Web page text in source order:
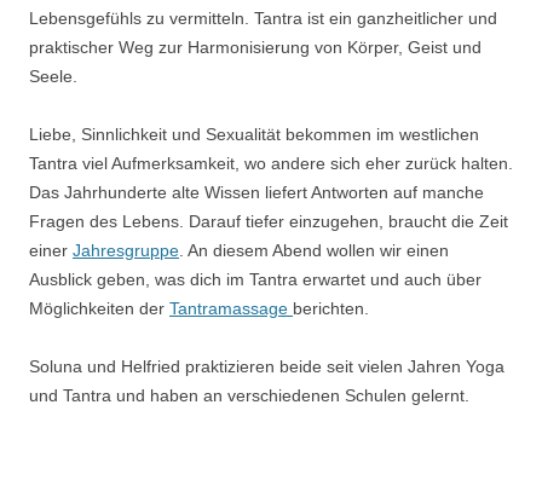
Lebensgefühls zu vermitteln. Tantra ist ein ganzheitlicher und
praktischer Weg zur Harmonisierung von Körper, Geist und
Seele.
Liebe, Sinnlichkeit und Sexualität bekommen im westlichen
Tantra viel Aufmerksamkeit, wo andere sich eher zurück halten.
Das Jahrhunderte alte Wissen liefert Antworten auf manche
Fragen des Lebens. Darauf tiefer einzugehen, braucht die Zeit
einer Jahresgruppe . An diesem Abend wollen wir einen
Ausblick geben, was dich im Tantra erwartet und auch über
Möglichkeiten der Tantramassage berichten.
Soluna und Helfried praktizieren beide seit vielen Jahren Yoga
und Tantra und haben an verschiedenen Schulen gelernt.